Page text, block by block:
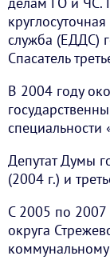
служба (ЕДДС)
Спасатель
В 2004 году
Депутат Думы
(2004 г.) и
С 2005 по 2007
округа
коммунальному